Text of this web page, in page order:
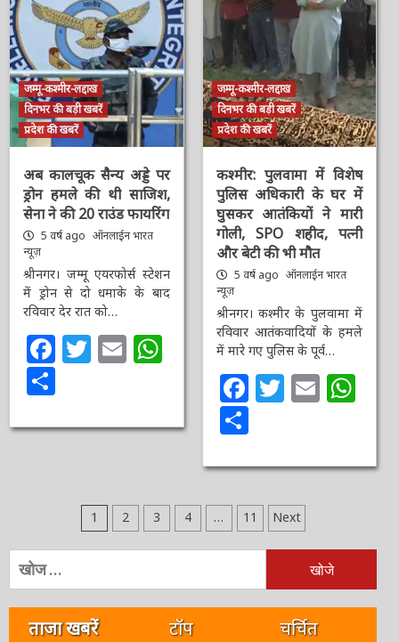
जम्मू-कश्मीर-लद्दाख
दिनभर की बड़ी खबरें
प्रदेश की खबरें
अब कालचूक सैन्य अड्डे पर
ड्रोन हमले की थी साजिश,
सेना ने की 20 राउंड फायरिंग
5 वर्ष ago ऑनलाईन भारत
न्यूज़
श्रीनगर। जम्मू एयरफोर्स स्टेशन
में ड्रोन से दो धमाके के बाद
रविवार देर रात को…
Facebook
Twitter
EmailWhatsApp
जम्मू-कश्मीर-लद्दाख
दिनभर की बड़ी खबरें
प्रदेश की खबरें
कश्मीर: पुलवामा में विशेष
पुलिस अधिकारी के घर में
घुसकर आतंकियों ने मारी
गोली, SPO शहीद, पत्नी
और बेटी की भी मौत
5 वर्ष ago ऑनलाईन भारत
न्यूज़
श्रीनगर। कश्मीर के पुलवामा में
रविवार आतंकवादियों के हमले
में मारे गए पुलिस के पूर्व…
Facebook
Twitter
Email
Share
Posts
pagination
1 2 3 4 … 11 Next
निम्न
को
खोजें:
ताजा खबरें टॉप चर्चित